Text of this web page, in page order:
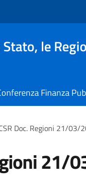
le
Finanza
Doc. Regioni 21/03/
21/